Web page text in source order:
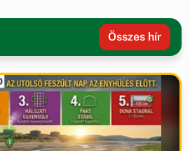
Összes hír